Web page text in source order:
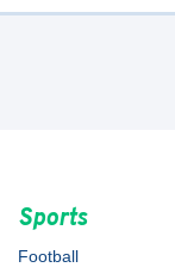
Sports
Football